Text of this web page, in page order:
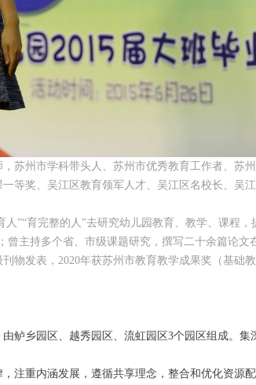
苏州市学科带头人、苏州市优秀教育工作者、苏
等奖、吴江区教育领军人才、吴江区名校长、吴
”“育完整的人”去研究幼儿园教育、教学、课程，
主持多个省、市级课题研究，撰写二十余篇论文
物发表，2020年获苏州市教育教学成果奖（基础
鲈乡园区、越秀园区、流虹园区3个园区组成。集
注重内涵发展，遵循共享理念，整合和优化资源